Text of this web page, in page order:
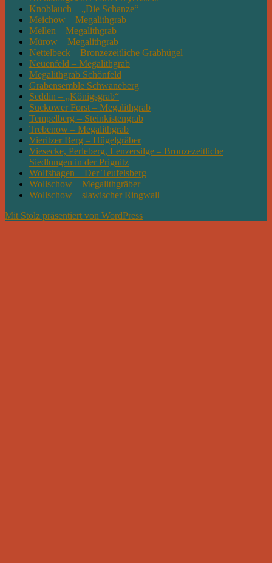
Knoblauch – „Die Schanze“
Meichow – Megalithgrab
Mellen – Megalithgrab
Mürow – Megalithgrab
Nettelbeck – Bronzezeitliche Grabhügel
Neuenfeld – Megalithgrab
Megalithgrab Schönfeld
Grabensemble Schwaneberg
Seddin – „Königsgrab“
Suckower Forst – Megalithgrab
Tempelberg – Steinkistengrab
Trebenow – Megalithgrab
Vieritzer Berg – Hügelgräber
Viesecke, Perleberg, Lenzersilge – Bronzezeitliche
Siedlungen in der Prignitz
Wolfshagen – Der Teufelsberg
Wollschow – Megalithgräber
Wollschow – slawischer Ringwall
Mit Stolz präsentiert von WordPress